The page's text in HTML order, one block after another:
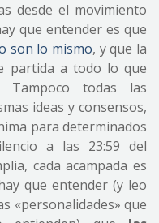
desde el movimiento
que entender es que
son lo mismo, y que la
partida a todo lo que
Tampoco todas las
ideas y consensos,
para determinados
a las 23:59 del
cada acampada es
que entender (y leo
«personalidades» que